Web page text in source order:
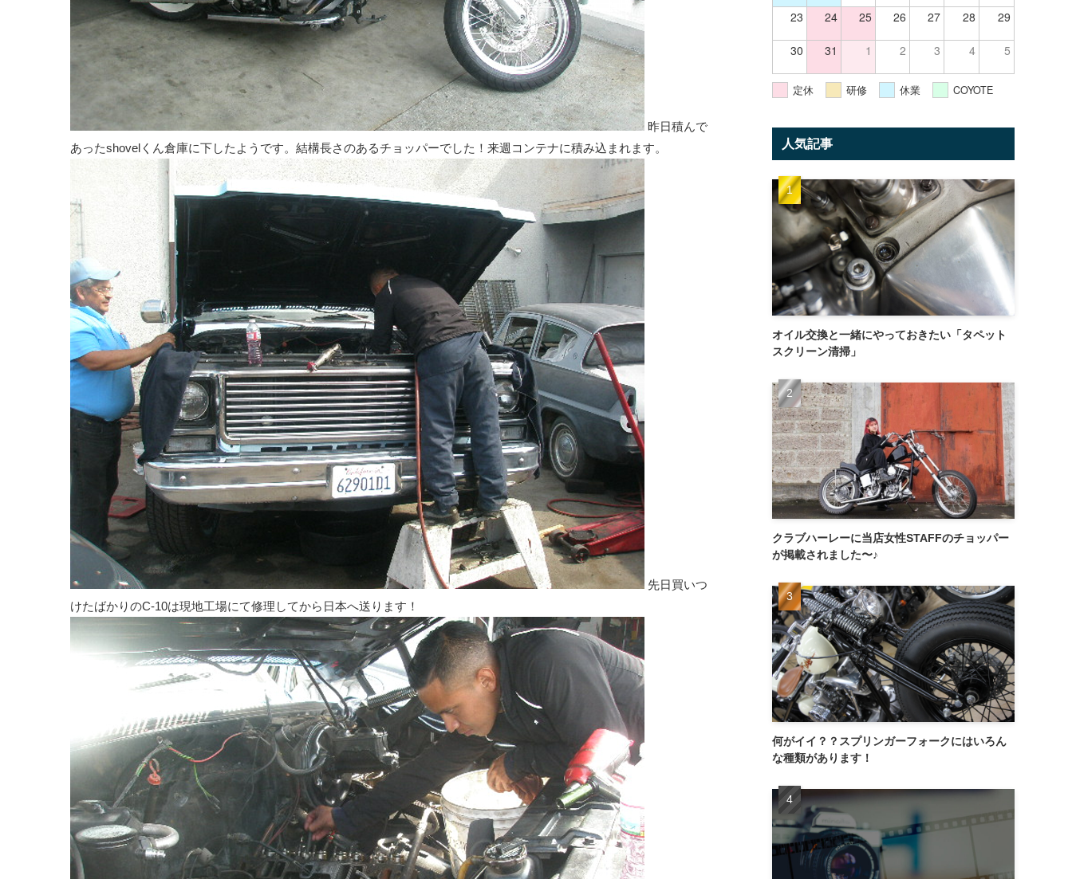
昨日積んで
あったshovelくん倉庫に下したようです。結構長さのあるチョッパーでした！来週コンテナに積み込まれます。
先日買いつ
けたばかりのC-10は現地工場にて修理してから日本へ送ります！
23 24 25 26 27 28 29
30 31 1 2 3 4 5
定休 研修 休業 COYOTE
人気記事
オイル交換と一緒にやっておきたい「タペット
スクリーン清掃」
クラブハーレーに当店女性STAFFのチョッパー
が掲載されました〜♪
何がイイ？？スプリンガーフォークにはいろん
な種類があります！